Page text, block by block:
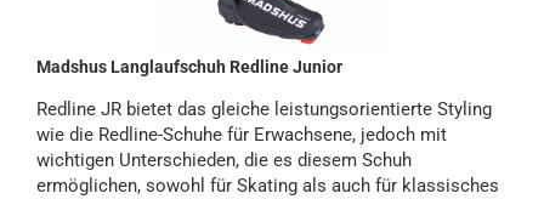
Madshus Langlaufschuh Redline Junior
Redline JR bietet das gleiche leistungsorientierte Styling
wie die Redline-Schuhe für Erwachsene, jedoch mit
wichtigen Unterschieden, die es diesem Schuh
ermöglichen, sowohl für Skating als auch für klassisches